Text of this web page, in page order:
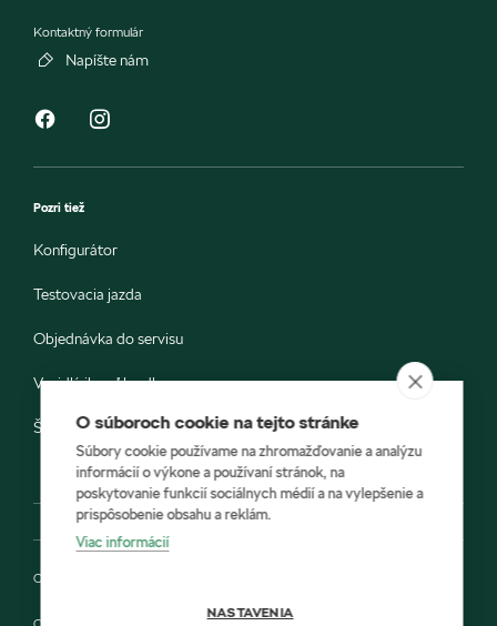
Kontaktný formulár
Napíšte nám
Pozri tiež
Konfigurátor
Testovacia jazda
Objednávka do servisu
Vozidlá ihneď k odberu
Škoda E-shop
Ochrana osobných údajov
O súboroch cookie na tejto stránke
Súbory cookie používame na zhromažďovanie a analýzu
informácií o výkone a používaní stránok, na
poskytovanie funkcií sociálnych médií a na vylepšenie a
prispôsobenie obsahu a reklám.
Viac informácií
NASTAVENIA